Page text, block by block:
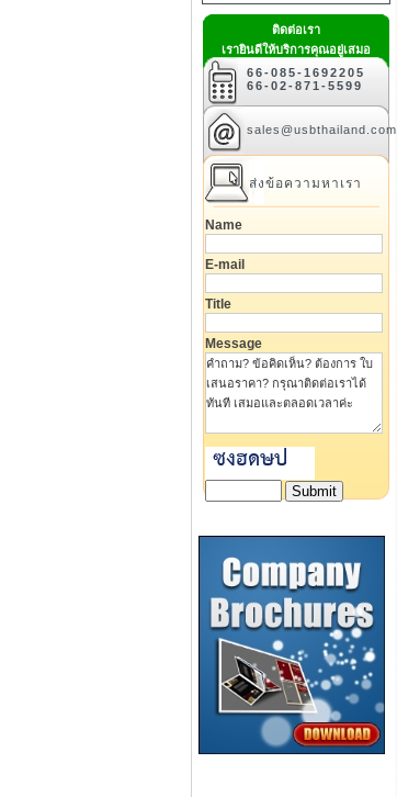
ติดต่อเรา
เรายินดีให้บริการคุณอยู่เสมอ
66-085-1692205
66-02-871-5599
sales@usbthailand.com
ส่งข้อความหาเรา
Name
E-mail
Title
Message